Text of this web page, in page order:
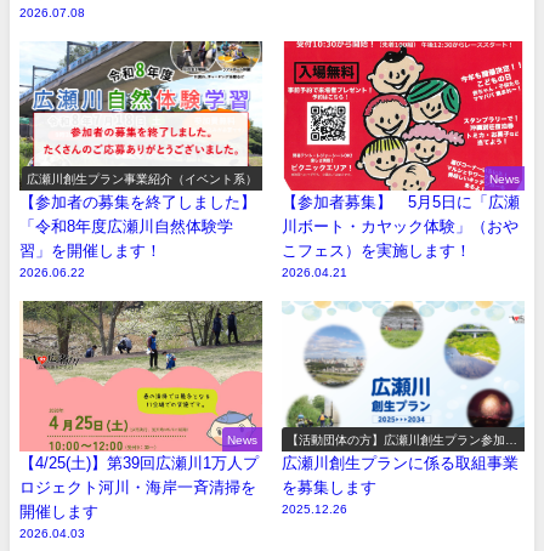
2026.07.08
広瀬川創生プラン事業紹介（イベント系）
【参加者の募集を終了しました】
「令和8年度広瀬川自然体験学
習」を開催します！
2026.06.22
News
【参加者募集】 5月5日に「広瀬
川ボート・カヤック体験」（おや
こフェス）を実施します！
2026.04.21
News
【4/25(土)】第39回広瀬川1万人プ
ロジェクト河川・海岸一斉清掃を
開催します
2026.04.03
【活動団体の方】広瀬川創生プラン参加事
業の募集
広瀬川創生プランに係る取組事業
を募集します
2025.12.26